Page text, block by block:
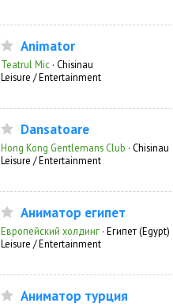
Animator
Teatrul Mic · Chisinau
Leisure / Entertainment
Dansatoare
Hong Kong Gentlemans Club · Chisinau
Leisure / Entertainment
Аниматор египет
Европейский холдинг · Египет (Egypt)
Leisure / Entertainment
Аниматор турция